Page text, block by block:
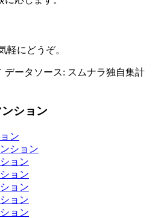
軽にどうぞ。
データソース: スムナラ独自集計
ション
ン
ション
ョン
ョン
ョン
ョン
ョン